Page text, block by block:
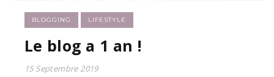
BLOGGING LIFESTYLE
Le blog a 1 an !
15 Septembre 2019